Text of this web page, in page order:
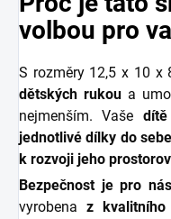
volbou pro
S rozměry 12,5 x 10 x
dětských rukou a
nejmenším. Vaše
jednotlivé dílky do
k rozvoji jeho
Bezpečnost je pro
vyrobena z kvalitního